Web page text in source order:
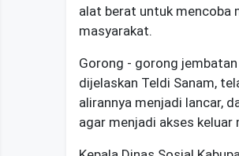
alat berat untuk mencoba
masyarakat.
Gorong - gorong
dijelaskan Teldi Sanam,
alirannya menjadi lancar,
agar menjadi akses